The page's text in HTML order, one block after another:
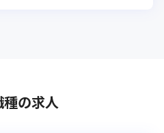
種の求人